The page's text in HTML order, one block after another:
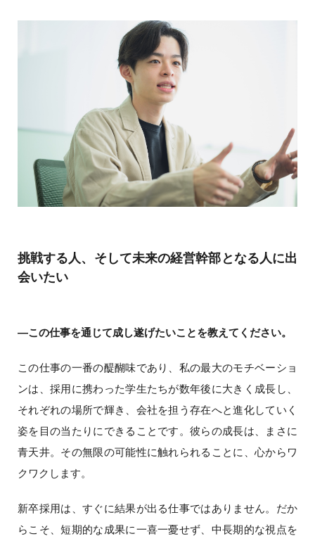
挑戦する人、そして未来の経営幹部となる人に出
会いたい
―この仕事を通じて成し遂げたいことを教えてください。
この仕事の一番の醍醐味であり、私の最大のモチベーショ
ンは、採用に携わった学生たちが数年後に大きく成長し、
それぞれの場所で輝き、会社を担う存在へと進化していく
姿を目の当たりにできることです。彼らの成長は、まさに
青天井。その無限の可能性に触れられることに、心からワ
クワクします。
新卒採用は、すぐに結果が出る仕事ではありません。だか
らこそ、短期的な成果に一喜一憂せず、中長期的な視点を